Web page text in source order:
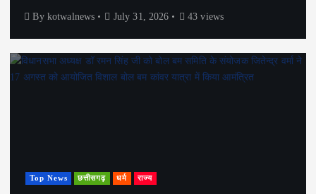
By kotwalnews July 31, 2026 43 views
Top News छत्तीसगढ़ धर्म राज्य